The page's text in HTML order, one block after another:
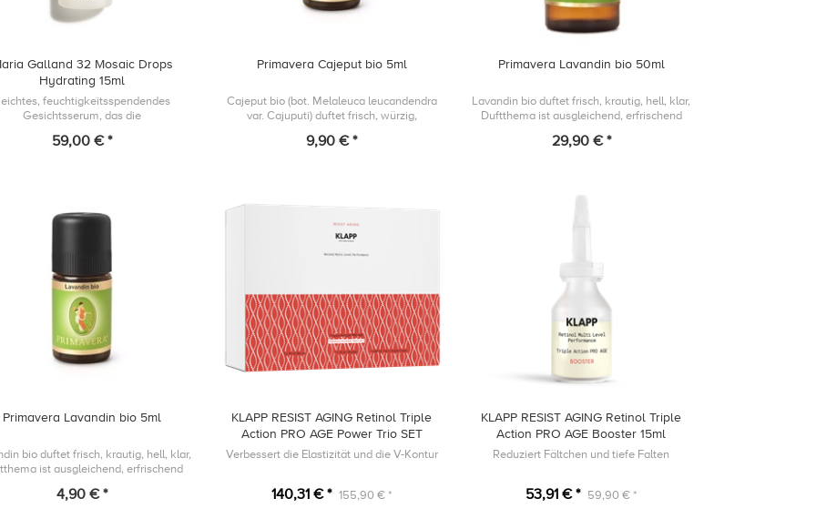
Galland 32 Mosaic Drops
Hydrating 15ml
feuchtigkeitsspendendes
Gesichtsserum, das die
und dem Austrocknen der Haut
59,00 € *
Primavera Cajeput bio 5ml
Cajeput bio (bot. Melaleuca leucandendra
var. Cajuputi) duftet frisch, würzig,
befreiend, klärend und reinigend.
9,90 € *
Primavera Lavandin bio 50ml
Lavandin bio duftet frisch, krautig, hell, klar,
Duftthema ist ausgleichend, erfrischend
29,90 € *
Primavera Lavandin bio 5ml
bio duftet frisch, krautig, hell, klar,
ist ausgleichend, erfrischend
4,90 € *
KLAPP RESIST AGING Retinol Triple
Action PRO AGE Power Trio SET
Verbessert die Elastizität und die V-Kontur
140,31 € * 155,90 € *
KLAPP RESIST AGING Retinol Triple
Action PRO AGE Booster 15ml
Reduziert Fältchen und tiefe Falten
53,91 € * 59,90 € *